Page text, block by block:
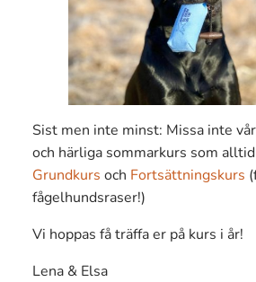
Sist men inte minst: Missa inte
och härliga sommarkurs som
Grundkurs och Fortsättningskurs
fågelhundsraser!)
Vi hoppas få träffa er på kurs i år!
Lena & Elsa